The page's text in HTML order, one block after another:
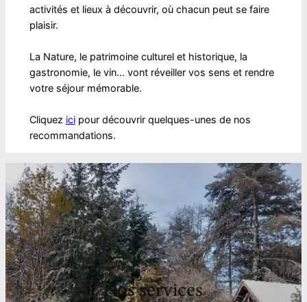
activités et lieux à découvrir, où chacun peut se faire
plaisir.
La Nature, le patrimoine culturel et historique, la
gastronomie, le vin... vont réveiller vos sens et rendre
votre séjour mémorable.
Cliquez icipour découvrir quelques-unes de nos
recommandations.
Nos services